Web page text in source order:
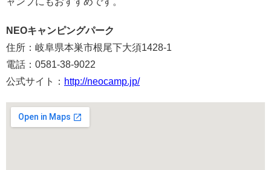
NEOキャンピングパーク
住所：岐阜県本巣市根尾下大須1428-1
電話：0581-38-9022
公式サイト： http://neocamp.jp/